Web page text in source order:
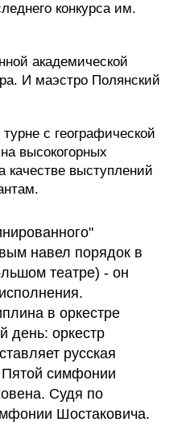
конкурса им.
академической
И маэстро Полянский
с географической
высокогорных
качестве выступлений
навел порядок в
театре) - он
в оркестре
день: оркестр
русская
симфонии
Судя по
Шостаковича.